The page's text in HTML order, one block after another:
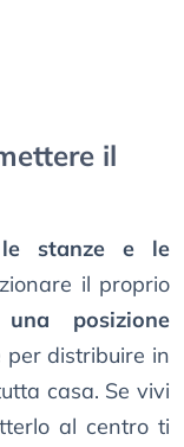
il
le stanze e le
il proprio
una posizione
per distribuire in
casa. Se vivi
al centro ti